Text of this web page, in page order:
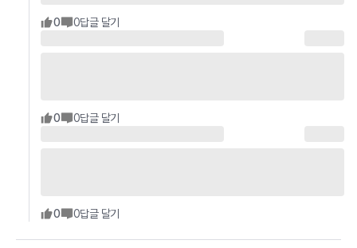
0 0답글 달기
0 0답글 달기
0 0답글 달기